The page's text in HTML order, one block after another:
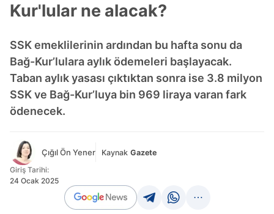
Kur'lular ne alacak?
SSK emeklilerinin ardından bu hafta sonu da
Bağ-Kur’lulara aylık ödemeleri başlayacak.
Taban aylık yasası çıktıktan sonra ise 3.8 milyon
SSK ve Bağ-Kur’luya bin 969 liraya varan fark
ödenecek.
Çığıl Ön Yener Kaynak Gazete
Giriş Tarihi:
24 Ocak 2025